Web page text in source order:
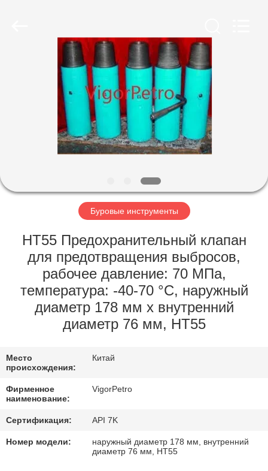
ГЛАВНАЯ
СТРАНИЦА
ПРОДУКЦИЯ
КОМПАНИИ
ФАБРИКА
КОНТРОЛЬ
КАЧЕСТВА
КОНТАКТНЫЕ
ДАННЫЕ
ОТПРАВИТЬ
ЗАПРОС
КАРТА
Буровые инструменты
НТ55 Предохранительный клапан
для предотвращения выбросов,
рабочее давление: 70 МПа,
температура: -40-70 °C, наружный
диаметр 178 мм x внутренний
диаметр 76 мм, HT55
Место
происхождения:
Китай
Фирменное
наименование:
VigorPetro
Сертификация: API 7K
Номер модели:
наружный диаметр 178 мм, внутренний
диаметр 76 мм, HT55